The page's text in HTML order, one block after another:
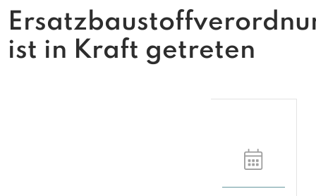
ist in Kraft getreten